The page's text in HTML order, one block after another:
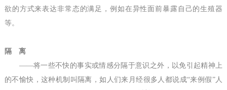
欲的方式来表达非常态的满足，例如在异性面前暴露自己的生殖器
等。
隔 离
——将一些不快的事实或情感分隔于意识之外，以免引起精神上
的不愉快，这种机制叫隔离，如人们来月经很多人都说成“来例假”人